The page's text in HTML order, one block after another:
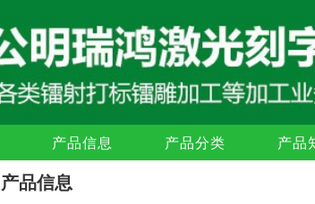
产品信息 产品分类 产品
产品信息